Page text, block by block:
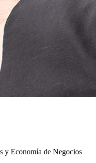
y Economía de Negocios